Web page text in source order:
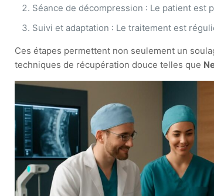
Séance de décompression : Le patient est
Suivi et adaptation : Le traitement est
Ces étapes permettent non seulement un
techniques de récupération douce telles que